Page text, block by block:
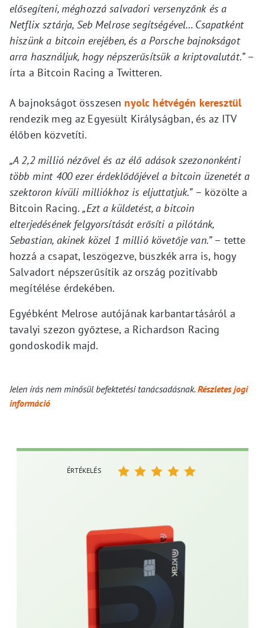
elősegíteni, méghozzá salvadori versenyzőnk és a
Netflix sztárja, Seb Melrose segítségével… Csapatként
hiszünk a bitcoin erejében, és a Porsche bajnokságot
arra használjuk, hogy népszerűsítsük a kriptovalutát.”–
írta a Bitcoin Racing a Twitteren.
A bajnokságot összesen nyolc hétvégén keresztül
rendezik meg az Egyesült Királyságban, és az ITV
élőben közvetíti.
„A 2,2 millió nézővel és az élő adások szezononkénti
több mint 400 ezer érdeklődőjével a bitcoin üzenetét a
szektoron kívüli milliókhoz is eljuttatjuk.”– közölte a
Bitcoin Racing. „Ezt a küldetést, a bitcoin
elterjedésének felgyorsítását erősíti a pilótánk,
Sebastian, akinek közel 1 millió követője van.”– tette
hozzá a csapat, leszögezve, büszkék arra is, hogy
Salvadort népszerűsítik az ország pozitívabb
megítélése érdekében.
Egyébként Melrose autójának karbantartásáról a
tavalyi szezon győztese, a Richardson Racing
gondoskodik majd.
Jelen írás nem minősül befektetési tanácsadásnak.Részletes jogi
információ
ÉRTÉKELÉS